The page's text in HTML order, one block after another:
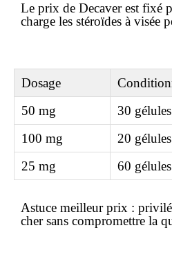
Le prix de Decaver est fixé
charge les stéroïdes à
Dosage
50 mg
30 gélules
100 mg
20 gélules
25 mg
60 gélules
Astuce meilleur prix :
chersans compromettre la